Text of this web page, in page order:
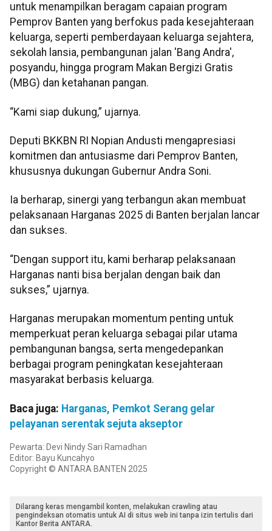
untuk menampilkan beragam capaian program
Pemprov Banten yang berfokus pada kesejahteraan
keluarga, seperti pemberdayaan keluarga sejahtera,
sekolah lansia, pembangunan jalan 'Bang Andra',
posyandu, hingga program Makan Bergizi Gratis
(MBG) dan ketahanan pangan.
“Kami siap dukung,” ujarnya.
Deputi BKKBN RI Nopian Andusti mengapresiasi
komitmen dan antusiasme dari Pemprov Banten,
khususnya dukungan Gubernur Andra Soni.
Ia berharap, sinergi yang terbangun akan membuat
pelaksanaan Harganas 2025 di Banten berjalan lancar
dan sukses.
“Dengan support itu, kami berharap pelaksanaan
Harganas nanti bisa berjalan dengan baik dan
sukses,” ujarnya.
Harganas merupakan momentum penting untuk
memperkuat peran keluarga sebagai pilar utama
pembangunan bangsa, serta mengedepankan
berbagai program peningkatan kesejahteraan
masyarakat berbasis keluarga.
Baca juga: Harganas, Pemkot Serang gelar
pelayanan serentak sejuta akseptor
Pewarta: Devi Nindy Sari Ramadhan
Editor: Bayu Kuncahyo
Copyright © ANTARA BANTEN 2025
Dilarang keras mengambil konten, melakukan crawling atau
pengindeksan otomatis untuk AI di situs web ini tanpa izin tertulis dari
Kantor Berita ANTARA.